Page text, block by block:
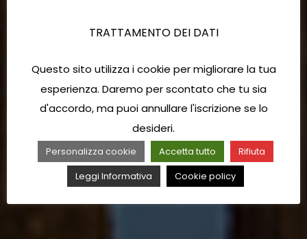
TRATTAMENTO DEI DATI
Questo sito utilizza i cookie per migliorare la tua
esperienza. Daremo per scontato che tu sia
d'accordo, ma puoi annullare l'iscrizione se lo
desideri.
Personalizza cookie Accetta tutto
Rifiuta
Leggi Informativa
Cookie policy